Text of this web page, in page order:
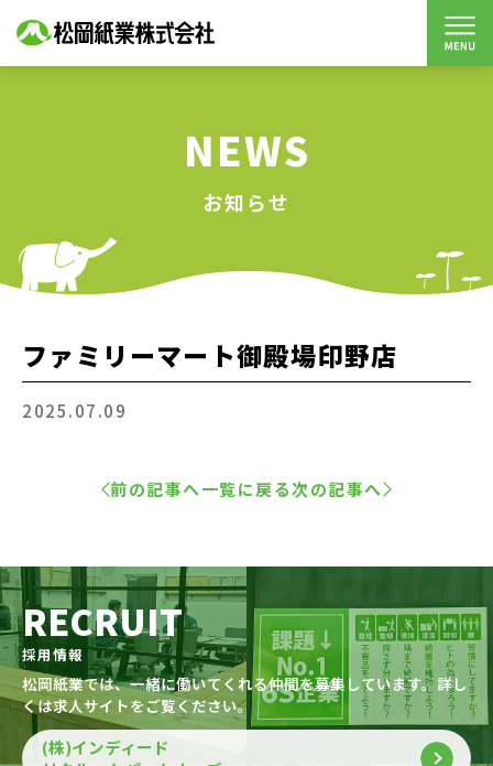
NEWS
お知らせ
ファミリーマート御殿場印野店
2025.07.09
前の記事へ一覧に戻る次の記事へ
RECRUIT
採用情報
松岡紙業では、一緒に働いてくれる仲間を募集しています。詳し
くは求人サイトをご覧ください。
(株)インディード